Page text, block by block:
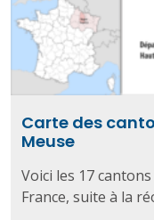
Carte des
Meuse
Voici les 17
France, suite à la